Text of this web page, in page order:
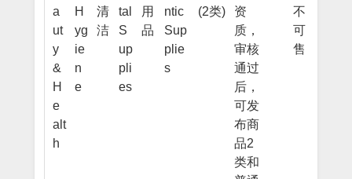
a
ut
y
&
H
e
alt
h
H
yg
ie
n
e
清
洁
tal
S
up
pli
es
用
品
ntic
Sup
plie
s
(2类)
资
质，
审核
通过
后，
可发
布商
品2
类和
不
可
售